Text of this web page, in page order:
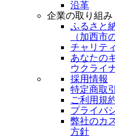
沿革
企業の取り組み
ふるさと
（加西市
チャリテ
あなたの
ウクライ
採用情報
特定商取
ご利用規
プライバ
弊社のカ
方針